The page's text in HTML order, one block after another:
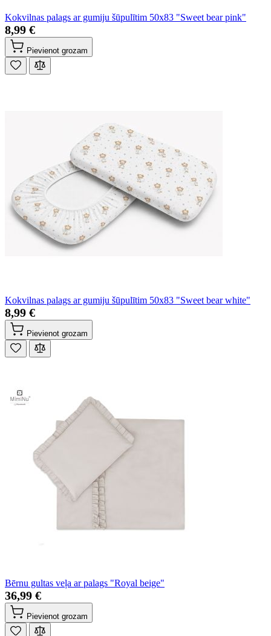
Kokvilnas palags ar gumiju šūpulītim 50x83 "Sweet bear pink"
8,99 €
Pievienot grozam
Kokvilnas palags ar gumiju šūpulītim 50x83 "Sweet bear white"
8,99 €
Pievienot grozam
Bērnu gultas veļa ar palags "Royal beige"
36,99 €
Pievienot grozam